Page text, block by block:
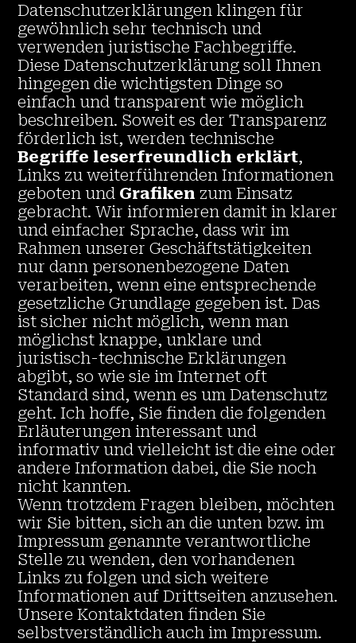
Datenschutzerklärungen klingen für
gewöhnlich sehr technisch und
verwenden juristische Fachbegriffe.
Diese Datenschutzerklärung soll Ihnen
hingegen die wichtigsten Dinge so
einfach und transparent wie möglich
beschreiben. Soweit es der Transparenz
förderlich ist, werden technische
Begriffe leserfreundlich erklärt,
Links zu weiterführenden Informationen
geboten und Grafiken zum Einsatz
gebracht. Wir informieren damit in klarer
und einfacher Sprache, dass wir im
Rahmen unserer Geschäftstätigkeiten
nur dann personenbezogene Daten
verarbeiten, wenn eine entsprechende
gesetzliche Grundlage gegeben ist. Das
ist sicher nicht möglich, wenn man
möglichst knappe, unklare und
juristisch-technische Erklärungen
abgibt, so wie sie im Internet oft
Standard sind, wenn es um Datenschutz
geht. Ich hoffe, Sie finden die folgenden
Erläuterungen interessant und
informativ und vielleicht ist die eine oder
andere Information dabei, die Sie noch
nicht kannten.
Wenn trotzdem Fragen bleiben, möchten
wir Sie bitten, sich an die unten bzw. im
Impressum genannte verantwortliche
Stelle zu wenden, den vorhandenen
Links zu folgen und sich weitere
Informationen auf Drittseiten anzusehen.
Unsere Kontaktdaten finden Sie
selbstverständlich auch im Impressum.